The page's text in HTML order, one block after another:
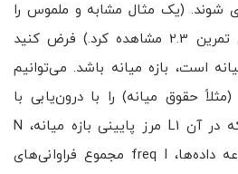
شوند. (یک مثال مشابه و ملموس را
می‌توان در جدول داده‌های تمرین 2.3 مشاهده کرد.) فرض کنید
است، بازه میانه باشد. می‌توانیم
حقوق میانه) را با درون‌یابی با
استفاده از تقریب بزنیم که در آن L1 مرز پایینی بازه میانه، N
تعداد مقادیر در کل مجموعه داده‌ها، freq l مجموع فراوانی‌های